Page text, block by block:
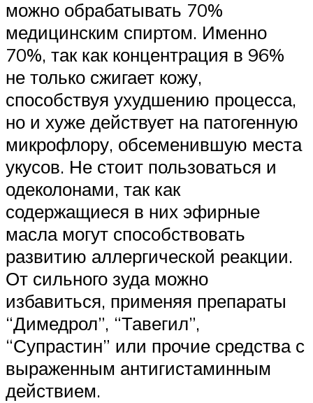
можно обрабатывать 70%
медицинским спиртом. Именно
70%, так как концентрация в 96%
не только сжигает кожу,
способствуя ухудшению процесса,
но и хуже действует на патогенную
микрофлору, обсеменившую места
укусов. Не стоит пользоваться и
одеколонами, так как
содержащиеся в них эфирные
масла могут способствовать
развитию аллергической реакции.
От сильного зуда можно
избавиться, применяя препараты
“Димедрол”, “Тавегил”,
“Супрастин” или прочие средства с
выраженным антигистаминным
действием.